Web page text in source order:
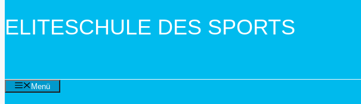
ELITESCHULE DES SPORTS
Menü